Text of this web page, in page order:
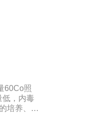
60Co照
低，内毒
培养、扩